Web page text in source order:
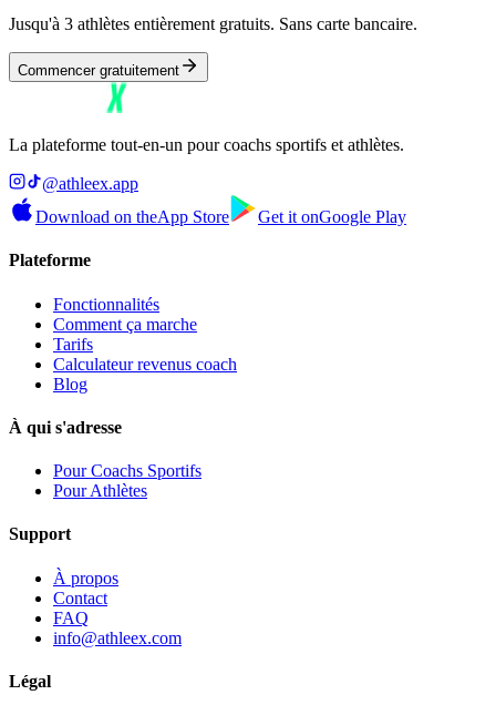
Jusqu'à 3 athlètes entièrement gratuits. Sans carte bancaire.
Commencer gratuitement
La plateforme tout-en-un pour coachs sportifs et athlètes.
@athleex.app
Download on theApp Store Get it onGoogle Play
Plateforme
Fonctionnalités
Comment ça marche
Tarifs
Calculateur revenus coach
Blog
À qui s'adresse
Pour Coachs Sportifs
Pour Athlètes
Support
À propos
Contact
FAQ
info@athleex.com
Légal